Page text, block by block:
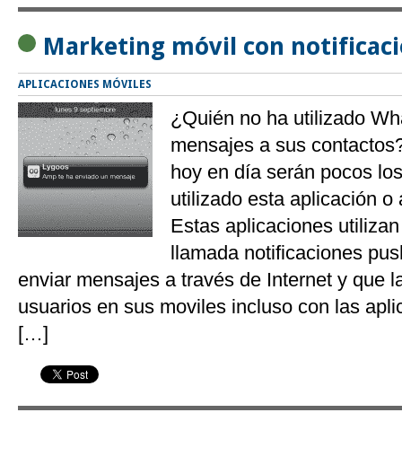
Marketing móvil con
APLICACIONES MÓVILES
¿Quién no ha utilizado
mensajes a sus
hoy en día serán pocos
utilizado esta aplicación o
Estas aplicaciones
llamada notificaciones
enviar mensajes a través de Internet y que
usuarios en sus moviles incluso con las
[…]